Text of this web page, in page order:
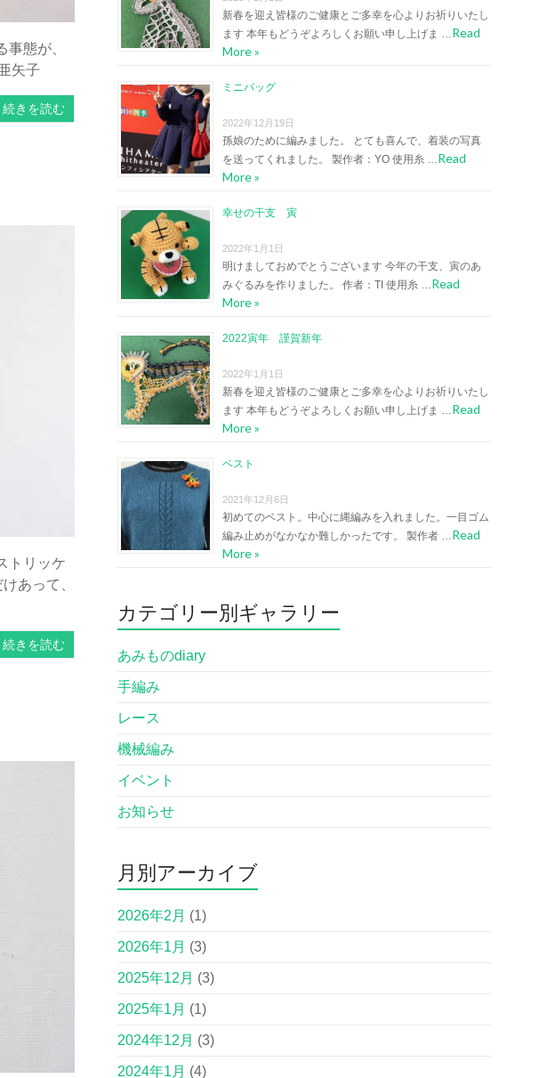
態が、
矢子
続きを読む
トリッケ
あって、
続きを読む
新春を迎え皆様のご健康とご多幸を心よりお祈りいたし
ます 本年もどうぞよろしくお願い申し上げま …Read
More »
ミニバッグ
2022年12月19日
孫娘のために編みました。 とても喜んで、着装の写真
を送ってくれました。 製作者：YO 使用糸 …Read
More »
幸せの干支 寅
2022年1月1日
明けましておめでとうございます 今年の干支、寅のあ
みぐるみを作りました。 作者：TI 使用糸 …Read
More »
2022寅年 謹賀新年
2022年1月1日
新春を迎え皆様のご健康とご多幸を心よりお祈りいたし
ます 本年もどうぞよろしくお願い申し上げま …Read
More »
ベスト
2021年12月6日
初めてのベスト。中心に縄編みを入れました。一目ゴム
編み止めがなかなか難しかったです。 製作者 …Read
More »
カテゴリー別ギャラリー
あみものdiary
手編み
レース
機械編み
イベント
お知らせ
月別アーカイブ
2026年2月 (1)
2026年1月 (3)
2025年12月 (3)
2025年1月 (1)
2024年12月 (3)
2024年1月 (4)